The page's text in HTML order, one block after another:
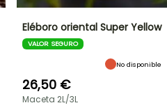
Eléboro oriental Super Yellow
VALOR SEGURO
No disponible
26,50 €
Maceta 2L/3L